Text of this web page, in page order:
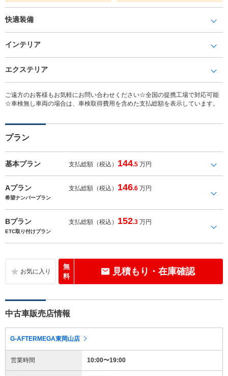
快適装備
インテリア
エクステリア
ご遠方のお客様もお気軽にお問い合わせください☆全国の提携工場で対応可能
☆車検無し車両の場合は、車検取得費用を含めた支払総額を表示しています。
プラン
基本プラン 支払総額（税込） 144.5 万円
Aプラン 支払総額（税込） 146.6 万円
希望ナンバープラン
Bプラン 支払総額（税込） 152.3 万円
ETC取り付けプラン
無
料
見積もり・在庫確認
中古車販売店情報
G-AFTERMEGA東岡山店
営業時間 10:00〜19:00